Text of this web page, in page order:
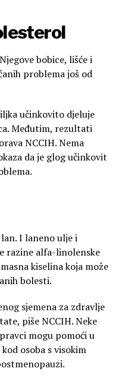
bobice, lišće i
problema još od
učinkovito djeluje
Međutim, rezultati
NCCIH. Nema
da je glog učinkovit
I laneno ulje i
razine alfa-linolenske
kiselina koja može
bolesti.
sjemena za zdravlje
piše NCCIH. Neke
mogu pomoći u
osoba s visokim